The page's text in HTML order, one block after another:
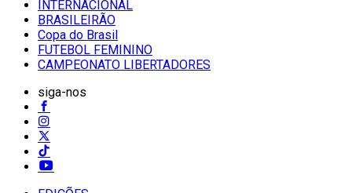
INTERNACIONAL
BRASILEIRÃO
Copa do Brasil
FUTEBOL FEMININO
CAMPEONATO LIBERTADORES
siga-nos